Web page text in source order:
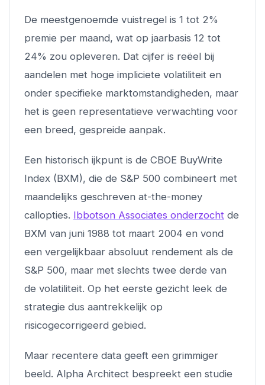
De meestgenoemde vuistregel is 1 tot 2%
premie per maand, wat op jaarbasis 12 tot
24% zou opleveren. Dat cijfer is reëel bij
aandelen met hoge impliciete volatiliteit en
onder specifieke marktomstandigheden, maar
het is geen representatieve verwachting voor
een breed, gespreide aanpak.
Een historisch ijkpunt is de CBOE BuyWrite
Index (BXM), die de S&P 500 combineert met
maandelijks geschreven at-the-money
callopties. Ibbotson Associates onderzocht de
BXM van juni 1988 tot maart 2004 en vond
een vergelijkbaar absoluut rendement als de
S&P 500, maar met slechts twee derde van
de volatiliteit. Op het eerste gezicht leek de
strategie dus aantrekkelijk op
risicogecorrigeerd gebied.
Maar recentere data geeft een grimmiger
beeld. Alpha Architect bespreekt een studie